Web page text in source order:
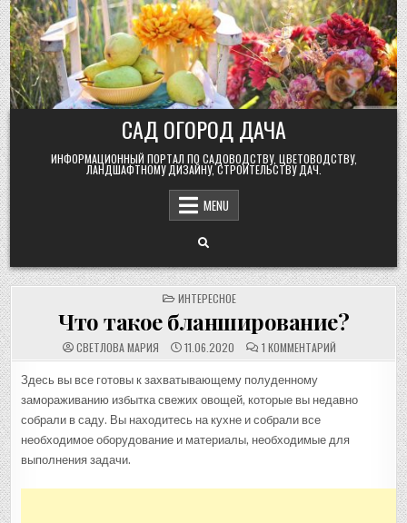
Skip
to
content
САД ОГОРОД ДАЧА
ИНФОРМАЦИОННЫЙ ПОРТАЛ ПО САДОВОДСТВУ, ЦВЕТОВОДСТВУ,
ЛАНДШАФТНОМУ ДИЗАЙНУ, СТРОИТЕЛЬСТВУ ДАЧ.
MENU
POSTED
IN
ИНТЕРЕСНОЕ
Что такое бланширование?
СВЕТЛОВА МАРИЯ 11.06.2020 1 КОММЕНТАРИЙК
ЗАПИСИ
Здесь вы все готовы к захватывающему полуденному
замораживанию избытка свежих овощей, которые вы недавно
собрали в саду. Вы находитесь на кухне и собрали все
необходимое оборудование и материалы, необходимые для
выполнения задачи.